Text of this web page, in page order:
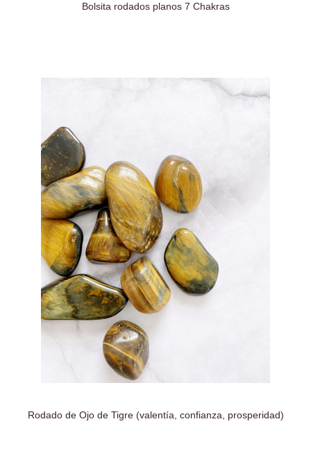
Bolsita rodados planos 7 Chakras
Rodado de Ojo de Tigre (valentía, confianza, prosperidad)